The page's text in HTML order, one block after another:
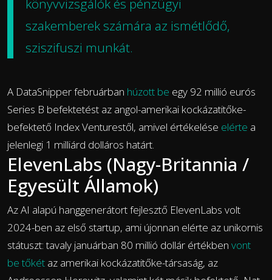
könyvvizsgálók és pénzügyi
szakemberek számára az ismétlődő,
sziszifuszi munkát.
A DataSnipper februárban húzott be egy 92 millió eurós
Series B befektetést az angol-amerikai kockázatitőke-
befektető Index Venturestől, amivel értékelése elérte a
jelenlegi 1 milliárd dolláros határt.
ElevenLabs (Nagy-Britannia /
Egyesült Államok)
Az AI alapú hanggenerátort fejlesztő ElevenLabs volt
2024-ben az első startup, ami újonnan elérte az unikornis
státuszt: tavaly januárban 80 millió dollár értékben vont
be tőkét az amerikai kockázatitőke-társaság, az